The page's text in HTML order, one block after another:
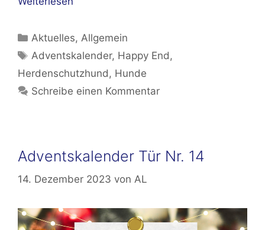
Kategorien
Aktuelles,Allgemein
Schlagwörter
Adventskalender, Happy End,
Herdenschutzhund, Hunde
Schreibe einen Kommentar
Adventskalender Tür Nr. 14
14. Dezember 2023 von AL